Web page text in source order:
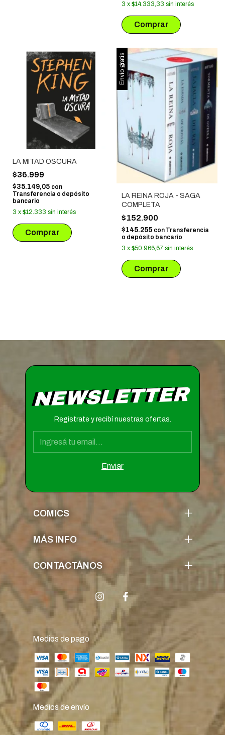
3 x $14.333,33 sin interés
LA MITAD OSCURA
$36.999
$35.149,05 con
Transferencia o depósito
bancario
3 x $12.333 sin interés
Envío gratis
LA REINA ROJA - SAGA
COMPLETA
$152.900
$145.255 con Transferencia
o depósito bancario
3 x $50.966,67 sin interés
NEWSLETTER
Registrate y recibí nuestras ofertas.
COMICS
MÁS INFO
CONTACTÁNOS
Medios de pago
Medios de envío